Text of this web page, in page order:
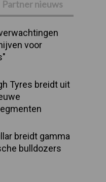
Partner nieuws
voor
Tyres breidt uit
breidt gamma
bulldozers